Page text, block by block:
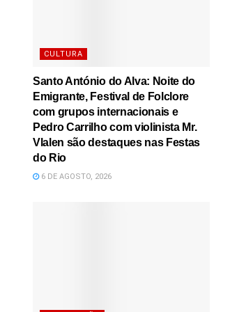
CULTURA
Santo António do Alva: Noite do
Emigrante, Festival de Folclore
com grupos internacionais e
Pedro Carrilho com violinista Mr.
Vlalen são destaques nas Festas
do Rio
6 DE AGOSTO, 2026